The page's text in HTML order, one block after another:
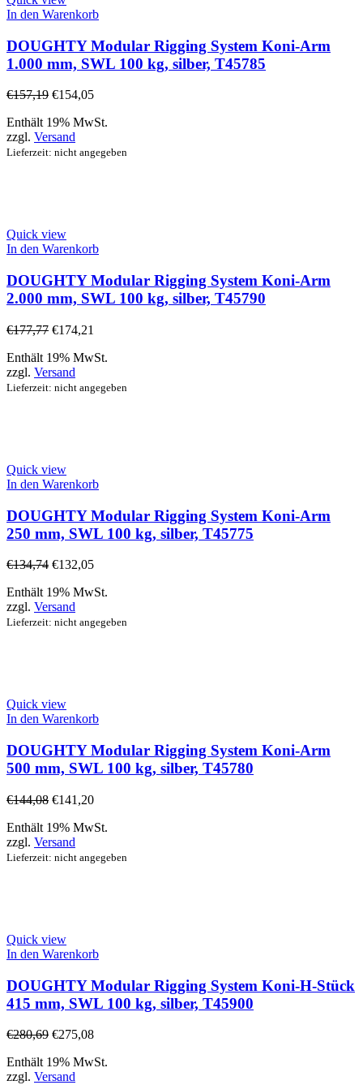
In den Warenkorb
DOUGHTY Modular Rigging System Koni-Arm
1.000 mm, SWL 100 kg, silber, T45785
€157,19 €154,05
Enthält 19% MwSt.
zzgl. Versand
Lieferzeit: nicht angegeben
Quick view
In den Warenkorb
DOUGHTY Modular Rigging System Koni-Arm
2.000 mm, SWL 100 kg, silber, T45790
€177,77 €174,21
Enthält 19% MwSt.
zzgl. Versand
Lieferzeit: nicht angegeben
Quick view
In den Warenkorb
DOUGHTY Modular Rigging System Koni-Arm
250 mm, SWL 100 kg, silber, T45775
€134,74 €132,05
Enthält 19% MwSt.
zzgl. Versand
Lieferzeit: nicht angegeben
Quick view
In den Warenkorb
DOUGHTY Modular Rigging System Koni-Arm
500 mm, SWL 100 kg, silber, T45780
€144,08 €141,20
Enthält 19% MwSt.
zzgl. Versand
Lieferzeit: nicht angegeben
Quick view
In den Warenkorb
DOUGHTY Modular Rigging System Koni-H-Stück
415 mm, SWL 100 kg, silber, T45900
€280,69 €275,08
Enthält 19% MwSt.
zzgl. Versand